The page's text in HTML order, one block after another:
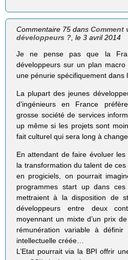
Commentaire 75 dansComment
développeurs ? , le 3 avril 2014
Je ne pense pas que la
développeurs sur un plan
une pénurie spécifiquement dans
La plupart des jeunes
d’ingénieurs en France
grosse société de services
up même si les projets sont
fait culturel qui sera long à
En attendant de faire évoluer
la transformation du talent de
en progiciels, on pourrait
programmes start up dans
mettraient à la disposition de
développeurs entre deux
moyennant un mixte d’un prix
rémunération variable à
intellectuelle créée…
L’Etat pourrait via la BPI offrir